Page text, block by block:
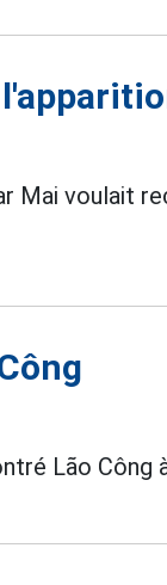
Mai voulait
Lão Công